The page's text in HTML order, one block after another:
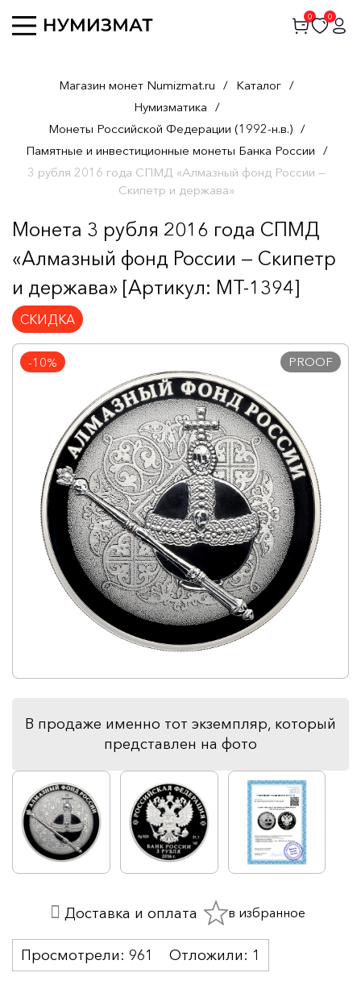
0 0
Магазин монет Numizmat.ru / Каталог /
Нумизматика /
Монеты Российской Федерации (1992-н.в.) /
Памятные и инвестиционные монеты Банка России /
3 рубля 2016 года СПМД «Алмазный фонд России —
Скипетр и держава»
Монета 3 рубля 2016 года СПМД
«Алмазный фонд России — Скипетр
и держава» [Артикул: MT-1394]
СКИДКА
-10% PROOF
В продаже именно тот экземпляр, который
представлен на фото
Просмотрели: 961 Отложили: 1
Доставка и оплата в избранное